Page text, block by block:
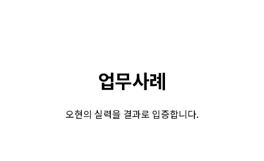
업무사례
오현의 실력을 결과로 입증합니다.